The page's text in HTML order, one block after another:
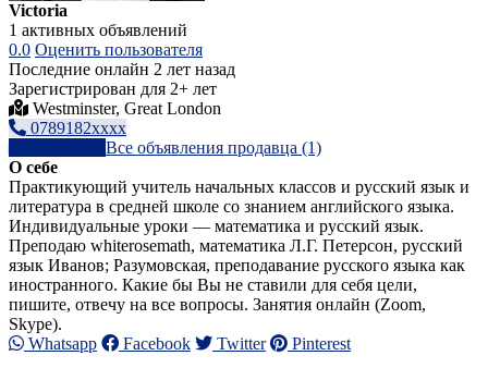
Victoria
1 активных объявлений
0.0 Оценить пользователя
Последние онлайн 2 лет назад
Зарегистрирован для 2+ лет
Westminster, Great London
0789182xxxx
Все объявления продавца (1)
О себе
Практикующий учитель начальных классов и русский язык и
литература в средней школе со знанием английского языка.
Индивидуальные уроки — математика и русский язык.
Преподаю whiterosemath, математика Л.Г. Петерсон, русский
язык Иванов; Разумовская, преподавание русского языка как
иностранного. Какие бы Вы не ставили для себя цели,
пишите, отвечу на все вопросы. Занятия онлайн (Zoom,
Skype).
Whatsapp
Facebook Twitter Pinterest